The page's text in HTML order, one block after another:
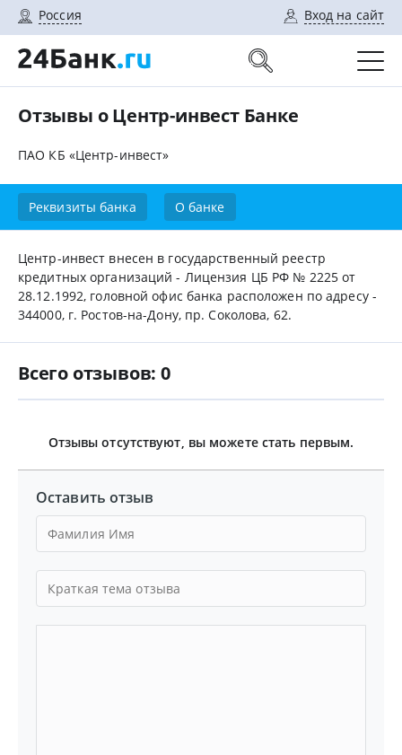
Россия Вход на сайт
Отзывы о Центр-инвест Банке
ПАО КБ «Центр-инвест»
Реквизиты банка О банке
Центр-инвест внесен в государственный реестр
кредитных организаций - Лицензия ЦБ РФ № 2225 от
28.12.1992, головной офис банка расположен по адресу -
344000, г. Ростов-на-Дону, пр. Соколова, 62.
Всего отзывов: 0
Отзывы отсутствуют, вы можете стать первым.
Оставить отзыв